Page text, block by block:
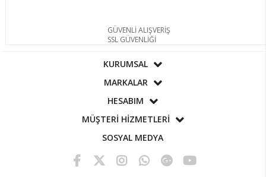
GÜVENLİ ALIŞVERİŞ
SSL GÜVENLİĞİ
KURUMSAL
MARKALAR
HESABIM
MÜŞTERİ HİZMETLERİ
SOSYAL MEDYA